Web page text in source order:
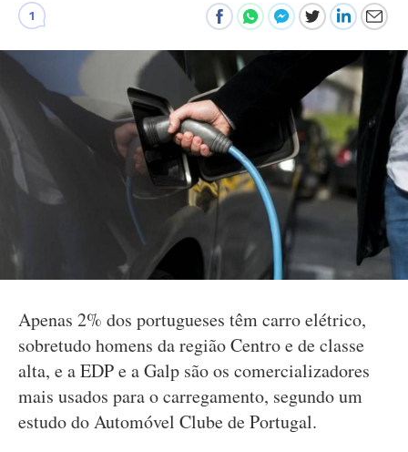
1
Apenas 2% dos portugueses têm carro elétrico,
sobretudo homens da região Centro e de classe
alta, e a EDP e a Galp são os comercializadores
mais usados para o carregamento, segundo um
estudo do Automóvel Clube de Portugal.